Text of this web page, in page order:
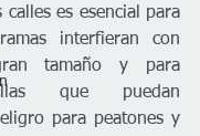
es esencial para
interfieran con
tamaño y para
que puedan
para peatones y